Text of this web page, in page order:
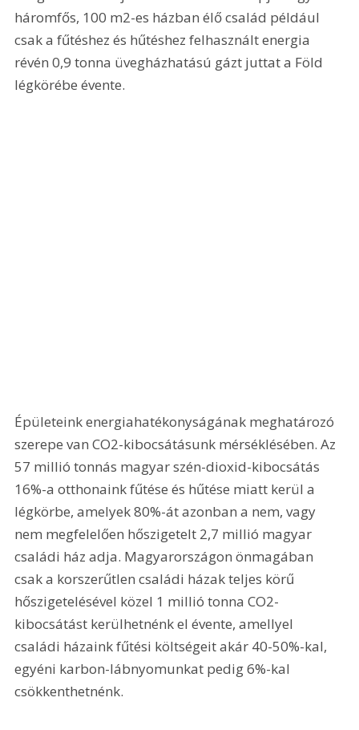
háromfős, 100 m2-es házban élő család például
csak a fűtéshez és hűtéshez felhasznált energia
révén 0,9 tonna üvegházhatású gázt juttat a Föld
légkörébe évente.
Épületeink energiahatékonyságának meghatározó
szerepe van CO2-kibocsá­tásunk mérséklésében. Az
57 millió tonnás magyar szén-dioxid-kibocsátás
16%-a otthonaink fűtése és hűtése miatt kerül a
légkörbe, amelyek 80%-át azonban a nem, vagy
nem megfelelően hőszigetelt 2,7 millió magyar
családi ház adja. Magyarországon önmagában
csak a korszerűtlen családi házak teljes körű
hőszigetelésével közel 1 millió tonna CO2-
kibocsátást kerülhetnénk el évente, amellyel
családi házaink fűtési költségeit akár 40-50%-kal,
egyéni karbon-lábnyomunkat pedig 6%-kal
csökkenthetnénk.